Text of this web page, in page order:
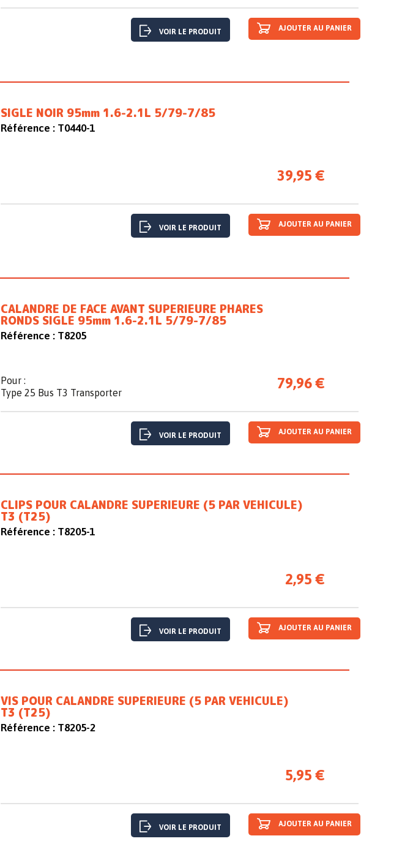
VOIR LE PRODUIT AJOUTER AU PANIER
SIGLE NOIR 95mm 1.6-2.1L 5/79-7/85
Référence : T0440-1
39,95 €
VOIR LE PRODUIT AJOUTER AU PANIER
CALANDRE DE FACE AVANT SUPERIEURE PHARES
RONDS SIGLE 95mm 1.6-2.1L 5/79-7/85
Référence : T8205
Pour :
Type 25 Bus T3 Transporter
79,96 €
VOIR LE PRODUIT AJOUTER AU PANIER
CLIPS POUR CALANDRE SUPERIEURE (5 PAR VEHICULE)
T3 (T25)
Référence : T8205-1
2,95 €
VOIR LE PRODUIT AJOUTER AU PANIER
VIS POUR CALANDRE SUPERIEURE (5 PAR VEHICULE)
T3 (T25)
Référence : T8205-2
5,95 €
VOIR LE PRODUIT AJOUTER AU PANIER